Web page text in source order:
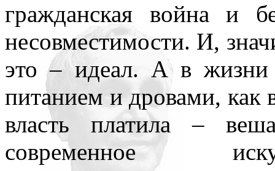
гражданская война и
несовместимости. И,
это – идеал. А в жизни
питанием и дровами, как
власть платила –
современное